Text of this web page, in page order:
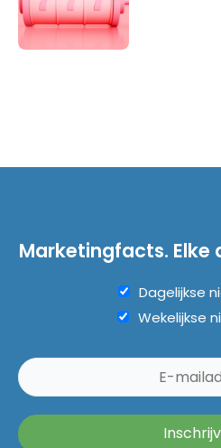
Marketingfacts. Elke
Dagelijkse
Wekelijkse